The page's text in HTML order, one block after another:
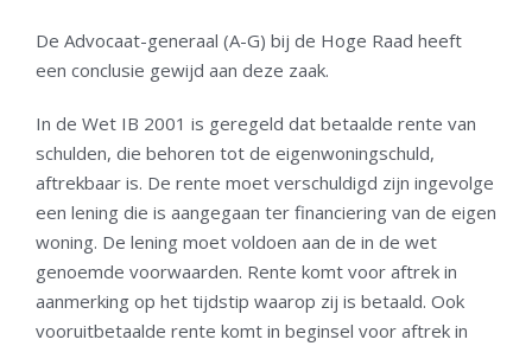
De Advocaat-generaal (A-G) bij de Hoge Raad heeft
een conclusie gewijd aan deze zaak.
In de Wet IB 2001 is geregeld dat betaalde rente van
schulden, die behoren tot de eigenwoningschuld,
aftrekbaar is. De rente moet verschuldigd zijn ingevolge
een lening die is aangegaan ter financiering van de eigen
woning. De lening moet voldoen aan de in de wet
genoemde voorwaarden. Rente komt voor aftrek in
aanmerking op het tijdstip waarop zij is betaald. Ook
vooruitbetaalde rente komt in beginsel voor aftrek in